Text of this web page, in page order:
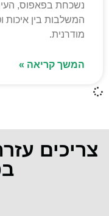
נשכחת בפאפוס,
המשלבות בין איכות
מודרנית.
המשך קריאה »
צריכים